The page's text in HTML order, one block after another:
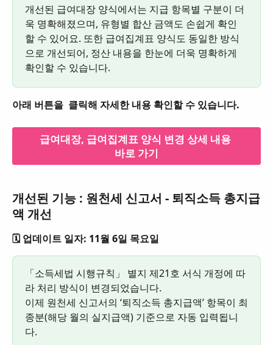
개선된 급여대장 양식에서는 지급 항목별 구분이 더
욱 명확해졌으며, 유형별 합산 금액도 손쉽게 확인
할 수 있어요. 또한 급여집계표 양식도 동일한 방식
으로 개선되어, 정산 내용을 한눈에 더욱 명확하게
확인할 수 있습니다.
아래 버튼을  클릭해 자세한 내용 확인할 수 있습니다.
급여대장, 급여집계표 양식 변경 상세 내용
바로 가기
개선된 기능 : 원천세 신고서 - 퇴직소득 총지급
액 개선
🗓️ 업데이트 일자: 11월 6일 목요일
「소득세법 시행규칙」 별지 제21호 서식 개정에 따
라 처리 방식이 변경되었습니다.
이제 원천세 신고서의 ‘퇴직소득 총지급액’ 항목이 최
종분(해당 월의 실지급액) 기준으로 자동 입력됩니
다.